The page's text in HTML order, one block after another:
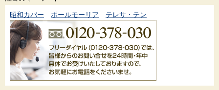
昭和カバー ポールモーリア テレサ・テン